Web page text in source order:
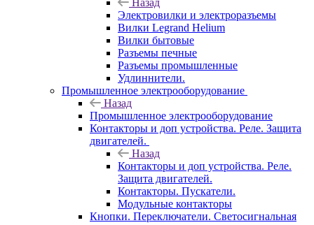
Электровилки и электроразъемы
Вилки Legrand Helium
Вилки бытовые
Разъемы печные
Разъемы промышленные
Удлиннители.
Промышленное электрооборудование
Назад
Промышленное электрооборудование
Контакторы и доп устройства. Реле. Защита
двигателей.
Назад
Контакторы и доп устройства. Реле.
Защита двигателей.
Контакторы. Пускатели.
Модульные контакторы
Кнопки. Переключатели. Светосигнальная